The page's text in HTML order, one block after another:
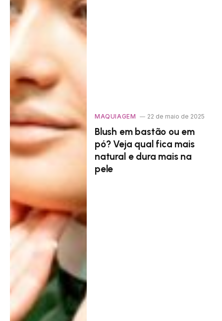
MAQUIAGEM 22 de maio de 2025
Blush em bastão ou em
pó? Veja qual fica mais
natural e dura mais na
pele